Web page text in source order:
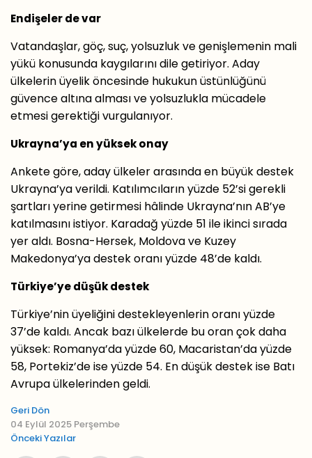
Endişeler de var
Vatandaşlar, göç, suç, yolsuzluk ve genişlemenin mali
yükü konusunda kaygılarını dile getiriyor. Aday
ülkelerin üyelik öncesinde hukukun üstünlüğünü
güvence altına alması ve yolsuzlukla mücadele
etmesi gerektiği vurgulanıyor.
Ukrayna’ya en yüksek onay
Ankete göre, aday ülkeler arasında en büyük destek
Ukrayna’ya verildi. Katılımcıların yüzde 52’si gerekli
şartları yerine getirmesi hâlinde Ukrayna’nın AB’ye
katılmasını istiyor. Karadağ yüzde 51 ile ikinci sırada
yer aldı. Bosna-Hersek, Moldova ve Kuzey
Makedonya’ya destek oranı yüzde 48’de kaldı.
Türkiye’ye düşük destek
Türkiye’nin üyeliğini destekleyenlerin oranı yüzde
37’de kaldı. Ancak bazı ülkelerde bu oran çok daha
yüksek: Romanya’da yüzde 60, Macaristan’da yüzde
58, Portekiz’de ise yüzde 54. En düşük destek ise Batı
Avrupa ülkelerinden geldi.
Geri Dön
04 Eylül 2025 Perşembe
Önceki Yazılar